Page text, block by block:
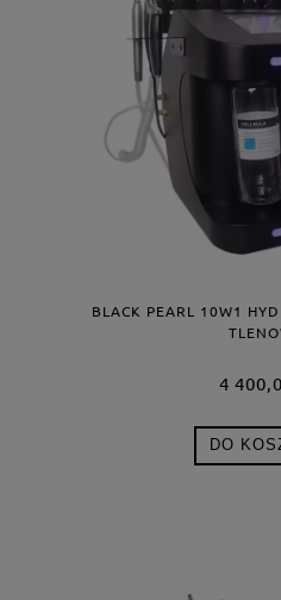
BLACK PEARL 10W1
4
DO